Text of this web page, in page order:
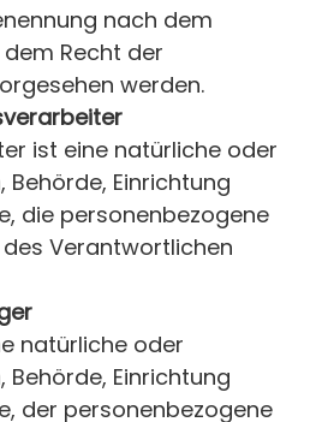
nach dem
Recht der
werden.
ist eine natürliche oder
Behörde, Einrichtung
die personenbezogene
Verantwortlichen
natürliche oder
Behörde, Einrichtung
der personenbezogene